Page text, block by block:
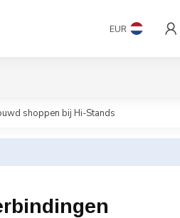
EUR
shoppen bij Hi-Stands